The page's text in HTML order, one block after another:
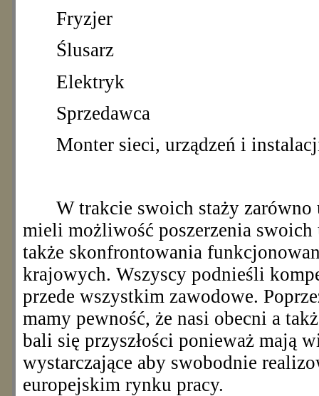
Fryzjer
Ślusarz
Elektryk
Sprzedawca
Monter sieci, urządzeń i
W trakcie swoich staży
mieli możliwość poszerzenia
także skonfrontowania
krajowych. Wszyscy podnieśli
przede wszystkim zawodowe.
mamy pewność, że nasi obecni a
bali się przyszłości ponieważ mają
wystarczające aby swobodnie
europejskim rynku pracy.